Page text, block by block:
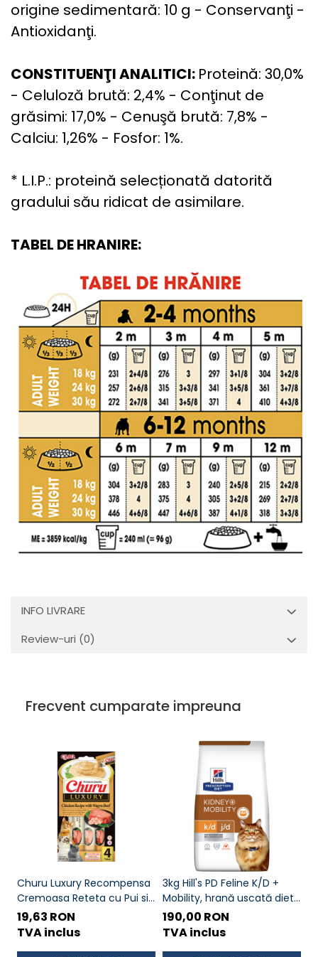
origine sedimentară: 10 g - Conservanţi -
Antioxidanţi.
CONSTITUENŢI ANALITICI: Proteină: 30,0%
- Celuloză brută: 2,4% - Conţinut de
grăsimi: 17,0% - Cenuşă brută: 7,8% -
Calciu: 1,26% - Fosfor: 1%.
* L.I.P.: proteină selecționată datorită
gradului său ridicat de asimilare.
TABEL DE HRANIRE:
INFO LIVRARE
Review-uri (0)
Frecvent cumparate impreuna
Churu Luxury Recompensa
Cremoasa Reteta cu Pui si
Vita Wagyu
19,63 RON
TVA inclus
3kg Hill's PD Feline K/D +
Mobility, hrană uscată dietă
veterinară pentru pisici cu
probleme renale
190,00 RON
TVA inclus